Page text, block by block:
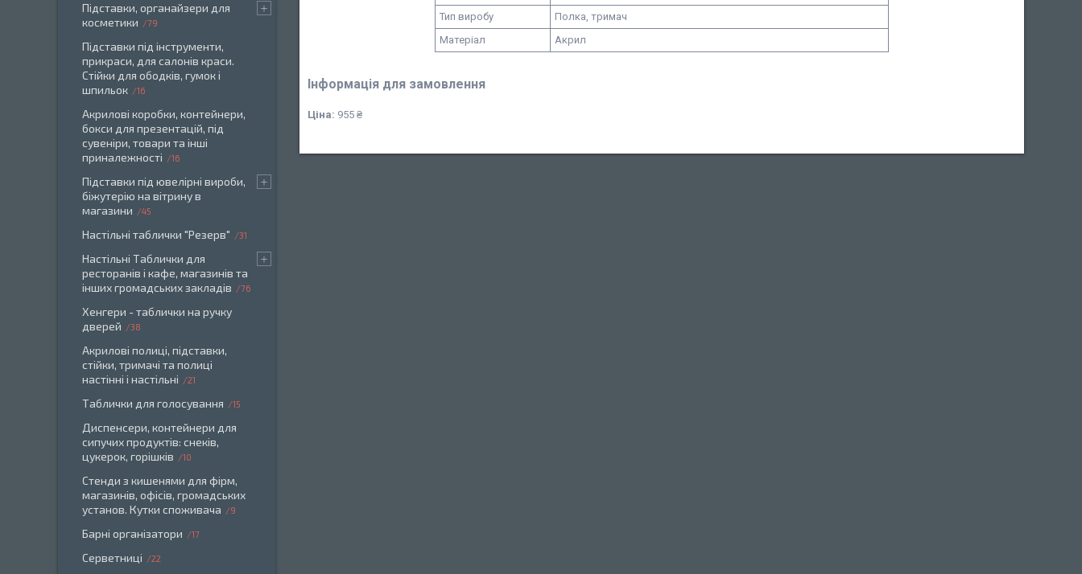
Тип виробу
Полка, тримач
Матеріал
Акрил
Інформація для замовлення
Ціна: 955 ₴
Підставки, органайзери для
косметики
79
Підставки під інструменти,
прикраси, для салонів краси.
Стійки для ободків, гумок і
шпильок
16
Акрилові коробки, контейнери,
бокси для презентацій, під
сувеніри, товари та інші
приналежності
16
Підставки під ювелірні вироби,
біжутерію на вітрину в
магазини
45
Настільні таблички "Резерв" 31
Настільні Таблички для
ресторанів і кафе, магазинів та
інших громадських закладів
76
Хенгери - таблички на ручку
дверей
38
Акрилові полиці, підставки,
стійки, тримачі та полиці
настінні і настільні
21
Таблички для голосування 15
Диспенсери, контейнери для
сипучих продуктів: снеків,
цукерок, горішків
10
Стенди з кишенями для фірм,
магазинів, офісів, громадських
установ. Кутки споживача
9
Барні організатори 17
Серветниці 22